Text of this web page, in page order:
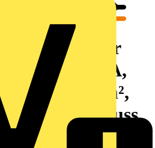
160 V, 8 A,
3.81, 1.5 mm²,